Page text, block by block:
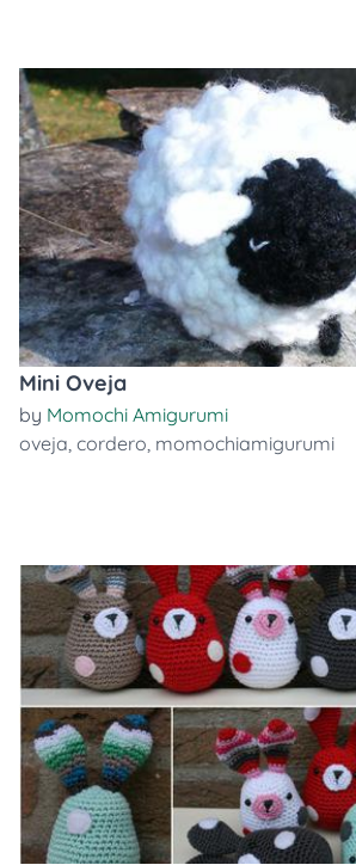
Mini Oveja
by Momochi Amigurumi
oveja, cordero, momochiamigurumi